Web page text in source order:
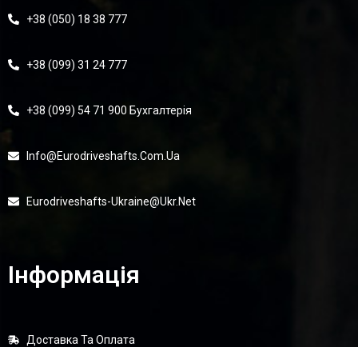
+38 (050) 18 38 777
+38 (099) 31 24 777
+38 (099) 54 71 900 Бухгалтерія
Info@eurodriveshafts.com.ua
Eurodriveshafts-Ukraine@ukr.net
Інформація
Доставка Та Оплата